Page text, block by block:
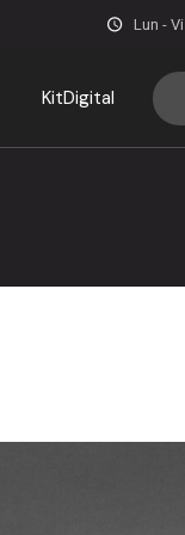
Lun -
KitDigital